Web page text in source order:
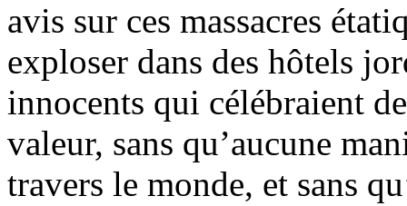
avis sur ces massacres
exploser dans des hôtels
innocents qui célébraient
valeur, sans qu’aucune
travers le monde, et sans